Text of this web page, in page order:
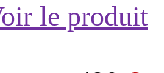
le produit